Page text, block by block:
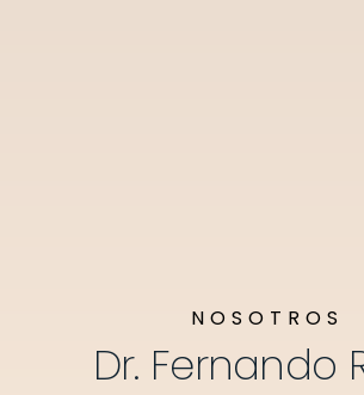
NOSOTROS
Dr. Fernando